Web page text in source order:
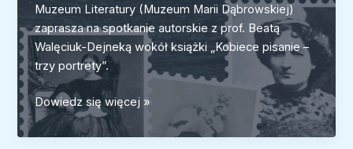
Muzeum Literatury (Muzeum Marii Dąbrowskiej)
zaprasza na spotkanie autorskie z prof. Beatą
Walęciuk-Dejneką wokół książki „Kobiece pisanie –
trzy portrety”.
Spotkanie
autorskie
w
Dowiedz się więcej »